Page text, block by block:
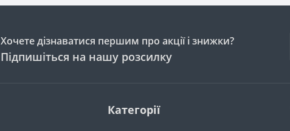
Хочете дізнаватися першим про акції і знижки?
Підпишіться на нашу розсилку
Категорії